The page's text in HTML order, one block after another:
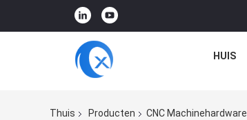
HUIS
Thuis Producten CNC Machinehardware